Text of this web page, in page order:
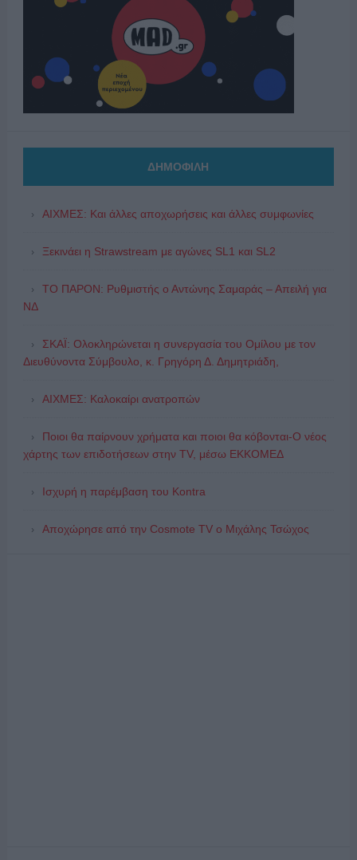
ΔΗΜΟΦΙΛΗ
ΑΙΧΜΕΣ: Και άλλες αποχωρήσεις και άλλες συμφωνίες
Ξεκινάει η Strawstream με αγώνες SL1 και SL2
ΤΟ ΠΑΡΟΝ: Ρυθμιστής ο Αντώνης Σαμαράς – Απειλή για
ΝΔ
ΣΚΑΪ: Ολοκληρώνεται η συνεργασία του Ομίλου με τον
Διευθύνοντα Σύμβουλο, κ. Γρηγόρη Δ. Δημητριάδη,
ΑΙΧΜΕΣ: Καλοκαίρι ανατροπών
Ποιοι θα παίρνουν χρήματα και ποιοι θα κόβονται-Ο νέος
χάρτης των επιδοτήσεων στην TV, μέσω ΕΚΚΟΜΕΔ
Ισχυρή η παρέμβαση του Kontra
Αποχώρησε από την Cosmote TV o Μιχάλης Τσώχος